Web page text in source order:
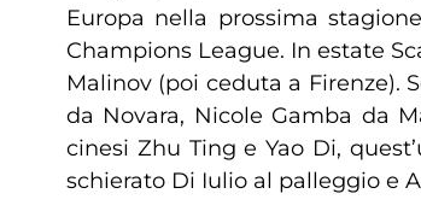
Europa nella prossima
Champions League. In estate
Malinov (poi ceduta a Firenze).
da Novara, Nicole Gamba da
cinesi Zhu Ting e Yao Di,
schierato Di Iulio al palleggio e